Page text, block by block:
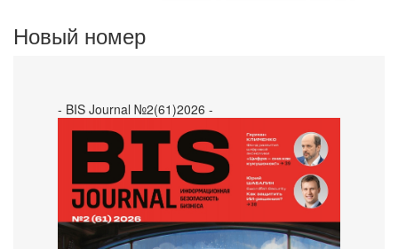
Новый номер
- BIS Journal №2(61)2026 -